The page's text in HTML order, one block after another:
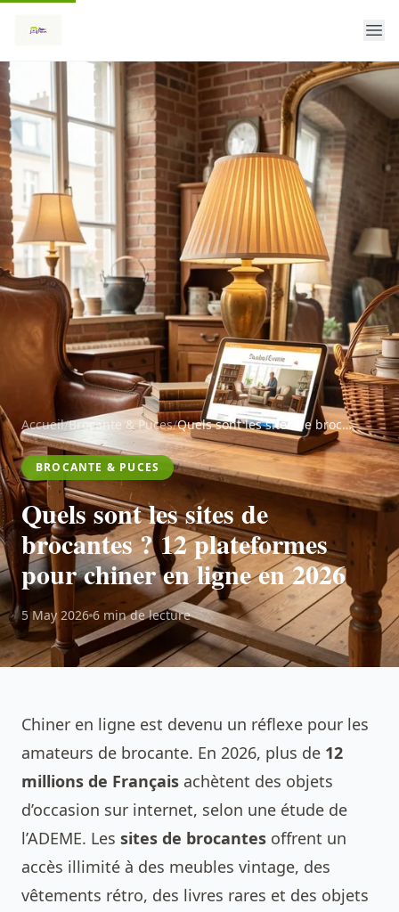
Accueil/Brocante & Puces/ Quels sont les sites de brocantes ? 12 plateformes pour chiner en ligne en 2026
BROCANTE & PUCES
Quels sont les sites de
brocantes ? 12 plateformes
pour chiner en ligne en 2026
5 May 2026 6 min de lecture
Chiner en ligne est devenu un réflexe pour les
amateurs de brocante. En 2026, plus de 12
millions de Français achètent des objets
d’occasion sur internet, selon une étude de
l’ADEME. Les sites de brocantes offrent un
accès illimité à des meubles vintage, des
vêtements rétro, des livres rares et des objets